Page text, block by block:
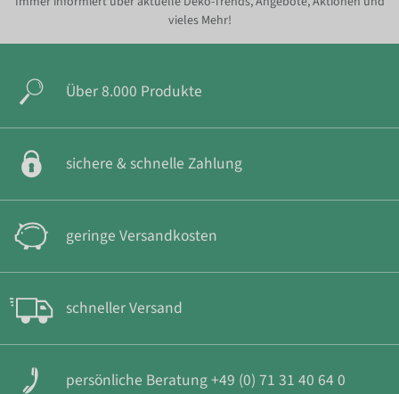
vieles Mehr!
Über 8.000 Produkte
sichere & schnelle Zahlung
geringe Versandkosten
schneller Versand
persönliche Beratung +49 (0) 71 31 40 64 0